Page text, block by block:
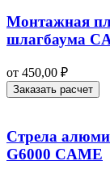
Монтажная
шлагбаума
от 450,00 ₽
Заказать расчет
Стрела
G6000 CAME